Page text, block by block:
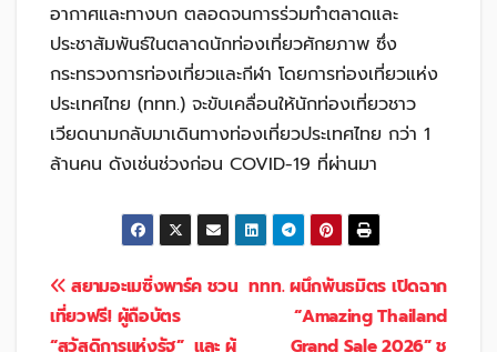
อากาศและทางบก ตลอดจนการร่วมทำตลาดและ
ประชาสัมพันธ์ในตลาดนักท่องเที่ยวศักยภาพ ซึ่ง
กระทรวงการท่องเที่ยวและกีฬา โดยการท่องเที่ยวแห่ง
ประเทศไทย (ททท.) จะขับเคลื่อนให้นักท่องเที่ยวชาว
เวียดนามกลับมาเดินทางท่องเที่ยวประเทศไทย กว่า 1
ล้านคน ดังเช่นช่วงก่อน COVID-19 ที่ผ่านมา
แนะแนว
เรื่อง
ททท. ผนึกพันธมิตร เปิดฉาก
“Amazing Thailand
Grand Sale 2026” ชู
สยามอะเมซิ่งพาร์ค ชวน
เที่ยวฟรี! ผู้ถือบัตร
“สวัสดิการแห่งรัฐ” และ ผู้